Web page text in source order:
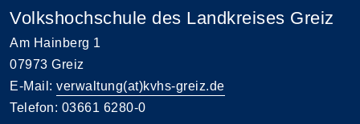
Volkshochschule des Landkreises Greiz
Am Hainberg 1
07973 Greiz
E-Mail: verwaltung(at)kvhs-greiz.de
Telefon: 03661 6280-0